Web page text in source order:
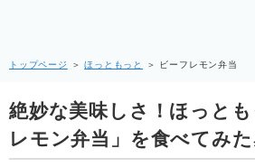
トップページ ＞ほっともっと ＞ ビーフレモン弁当
絶妙な美味しさ！ほっと
レモン弁当」を食べてみた